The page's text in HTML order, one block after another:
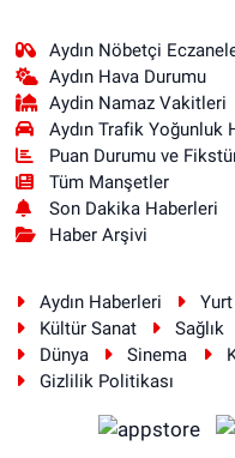
Aydın Nöbetçi
Aydın Hava Durumu
Aydin Namaz Vakitleri
Aydın Trafik Yoğunluk
Puan Durumu ve
Tüm Manşetler
Son Dakika Haberleri
Haber Arşivi
Aydın Haberleri
Kültür Sanat
Sağlık
Dünya
Sinema
Gizlilik Politikası